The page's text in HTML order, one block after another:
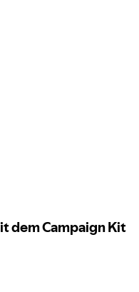
dem Campaign Kit